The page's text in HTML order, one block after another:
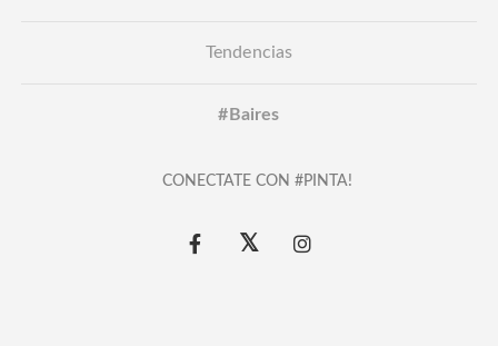
Tendencias
#Baires
CONECTATE CON #PINTA!